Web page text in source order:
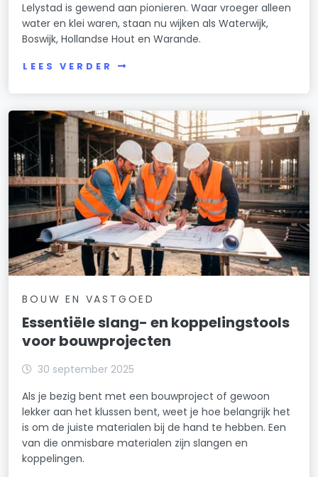
Lelystad is gewend aan pionieren. Waar vroeger alleen
water en klei waren, staan nu wijken als Waterwijk,
Boswijk, Hollandse Hout en Warande.
LEES VERDER
BOUW EN VASTGOED
Essentiële slang- en koppelingstools
voor bouwprojecten
30 september 2025
Als je bezig bent met een bouwproject of gewoon
lekker aan het klussen bent, weet je hoe belangrijk het
is om de juiste materialen bij de hand te hebben. Een
van die onmisbare materialen zijn slangen en
koppelingen.